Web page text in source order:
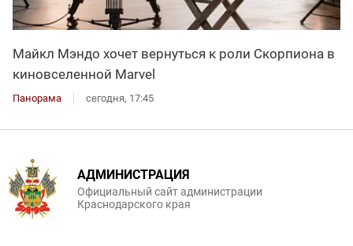
Майкл Мэндо хочет вернуться к роли Скорпиона в
киновселенной Marvel
Панорама сегодня, 17:45
АДМИНИСТРАЦИЯ
Официальный сайт администрации
Краснодарского края